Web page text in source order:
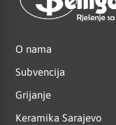
O nama
Subvencija
Grijanje
Keramika Sarajevo